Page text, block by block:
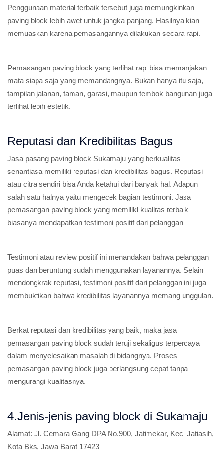
Penggunaan material terbaik tersebut juga memungkinkan
paving block lebih awet untuk jangka panjang. Hasilnya kian
memuaskan karena pemasangannya dilakukan secara rapi.
Pemasangan paving block yang terlihat rapi bisa memanjakan
mata siapa saja yang memandangnya. Bukan hanya itu saja,
tampilan jalanan, taman, garasi, maupun tembok bangunan juga
terlihat lebih estetik.
Reputasi dan Kredibilitas Bagus
Jasa pasang paving block Sukamaju yang berkualitas
senantiasa memiliki reputasi dan kredibilitas bagus. Reputasi
atau citra sendiri bisa Anda ketahui dari banyak hal. Adapun
salah satu halnya yaitu mengecek bagian testimoni. Jasa
pemasangan paving block yang memiliki kualitas terbaik
biasanya mendapatkan testimoni positif dari pelanggan.
Testimoni atau review positif ini menandakan bahwa pelanggan
puas dan beruntung sudah menggunakan layanannya. Selain
mendongkrak reputasi, testimoni positif dari pelanggan ini juga
membuktikan bahwa kredibilitas layanannya memang unggulan.
Berkat reputasi dan kredibilitas yang baik, maka jasa
pemasangan paving block sudah teruji sekaligus terpercaya
dalam menyelesaikan masalah di bidangnya. Proses
pemasangan paving block juga berlangsung cepat tanpa
mengurangi kualitasnya.
4.Jenis-jenis paving block di Sukamaju
Alamat: Jl. Cemara Gang DPA No.900, Jatimekar, Kec. Jatiasih,
Kota Bks, Jawa Barat 17423